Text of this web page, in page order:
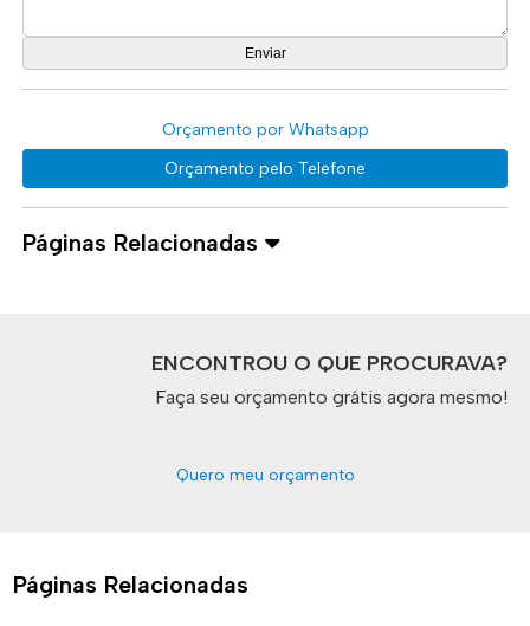
Orçamento por Whatsapp
Orçamento pelo Telefone
Páginas Relacionadas
ENCONTROU O QUE PROCURAVA?
Faça seu orçamento grátis agora mesmo!
Quero meu orçamento
Páginas Relacionadas